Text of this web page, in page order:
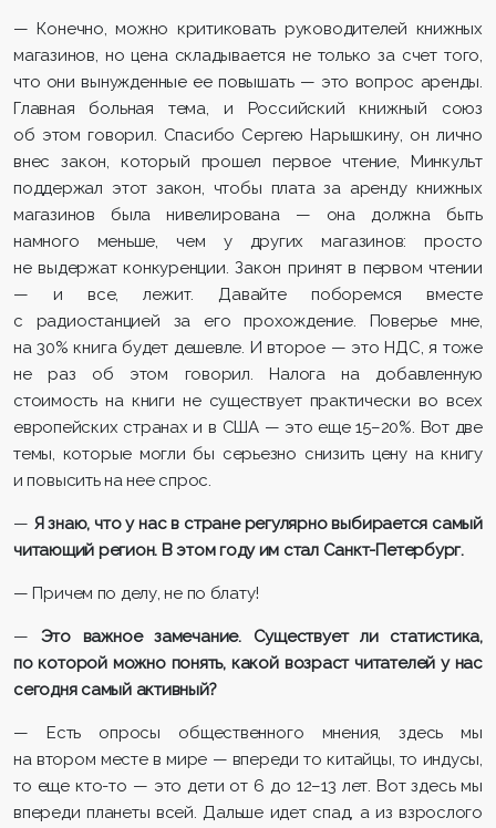
— Конечно, можно критиковать руководителей книжных
магазинов, но цена складывается не только за счет того,
что они вынужденные ее повышать — это вопрос аренды.
Главная больная тема, и Российский книжный союз
об этом говорил. Спасибо Сергею Нарышкину, он лично
внес закон, который прошел первое чтение, Минкульт
поддержал этот закон, чтобы плата за аренду книжных
магазинов была нивелирована — она должна быть
намного меньше, чем у других магазинов: просто
не выдержат конкуренции. Закон принят в первом чтении
— и все, лежит. Давайте поборемся вместе
с радиостанцией за его прохождение. Поверье мне,
на 30% книга будет дешевле. И второе — это НДС, я тоже
не раз об этом говорил. Налога на добавленную
стоимость на книги не существует практически во всех
европейских странах и в США — это еще 15–20%. Вот две
темы, которые могли бы серьезно снизить цену на книгу
и повысить на нее спрос.
— Я знаю, что у нас в стране регулярно выбирается самый
читающий регион. В этом году им стал Санкт-Петербург.
— Причем по делу, не по блату!
— Это важное замечание. Существует ли статистика,
по которой можно понять, какой возраст читателей у нас
сегодня самый активный?
— Есть опросы общественного мнения, здесь мы
на втором месте в мире — впереди то китайцы, то индусы,
то еще кто-то — это дети от 6 до 12–13 лет. Вот здесь мы
впереди планеты всей. Дальше идет спад, а из взрослого